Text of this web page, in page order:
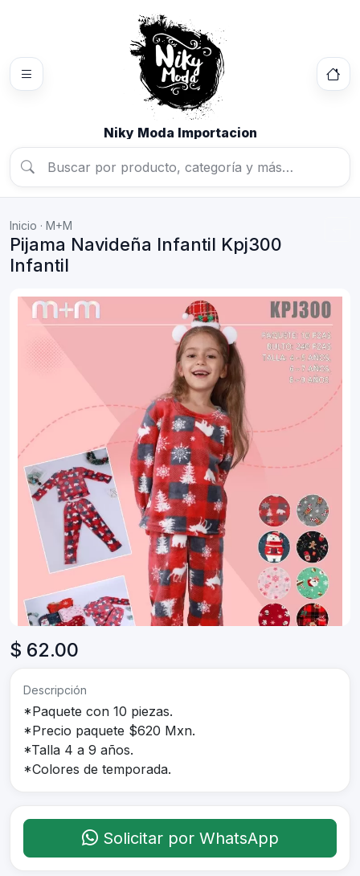
Niky Moda Importacion
Inicio · M+M
Pijama Navideña Infantil Kpj300
Infantil
$ 62.00
Descripción
*Paquete con 10 piezas.
*Precio paquete $620 Mxn.
*Talla 4 a 9 años.
*Colores de temporada.
Solicitar por WhatsApp